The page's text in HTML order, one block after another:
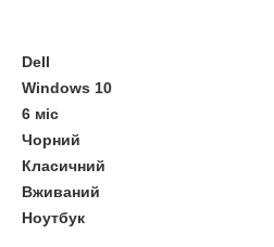
Dell
Windows 10
6 міс
Чорний
Класичний
Вживаний
Ноутбук